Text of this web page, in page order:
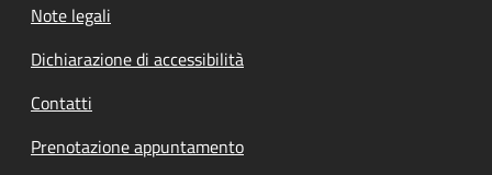
Note legali
Dichiarazione di accessibilità
Contatti
Prenotazione appuntamento